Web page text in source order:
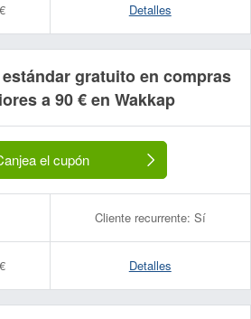
Detalles
gratuito en compras
a 90 € en Wakkap
el cupón
Cliente recurrente: Sí
Detalles